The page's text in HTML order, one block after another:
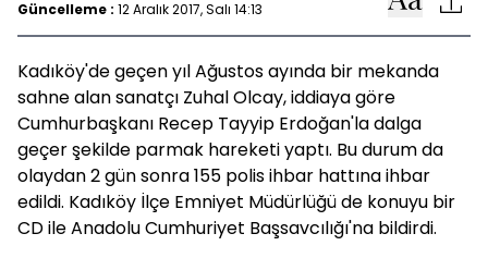
Güncelleme : 12 Aralık 2017, Salı 14:13
Kadıköy'de geçen yıl Ağustos ayında bir mekanda
sahne alan sanatçı Zuhal Olcay, iddiaya göre
Cumhurbaşkanı Recep Tayyip Erdoğan'la dalga
geçer şekilde parmak hareketi yaptı. Bu durum da
olaydan 2 gün sonra 155 polis ihbar hattına ihbar
edildi. Kadıköy İlçe Emniyet Müdürlüğü de konuyu bir
CD ile Anadolu Cumhuriyet Başsavcılığı'na bildirdi.